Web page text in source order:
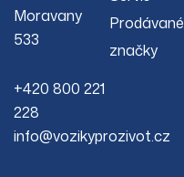
Moravany
533
+420 800 221
228
info@vozikyprozivot.cz
Prodávané
značky